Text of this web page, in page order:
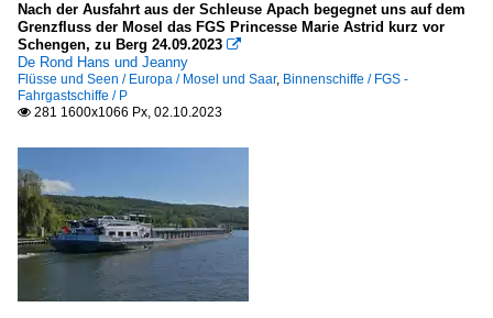
S
Unternehmen
Amadeus Flusskreuzfahrten GmbH, München
Yachten, Freizeitfahrzeuge
Nach der Ausfahrt aus der Schleuse Apach begegnet uns auf dem
Grenzfluss der Mosel das FGS Princesse Marie Astrid kurz vor
Schengen, zu Berg 24.09.2023 
De Rond Hans und Jeanny
Flüsse und Seen / Europa / Mosel und Saar, Binnenschiffe / FGS -
Fahrgastschiffe / P
 281 1600x1066 Px, 02.10.2023